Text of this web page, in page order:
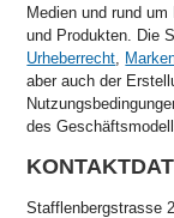
Medien und rund
und Produkten. Die
Urheberrecht
aber auch der
des
Stafflenbergstrasse